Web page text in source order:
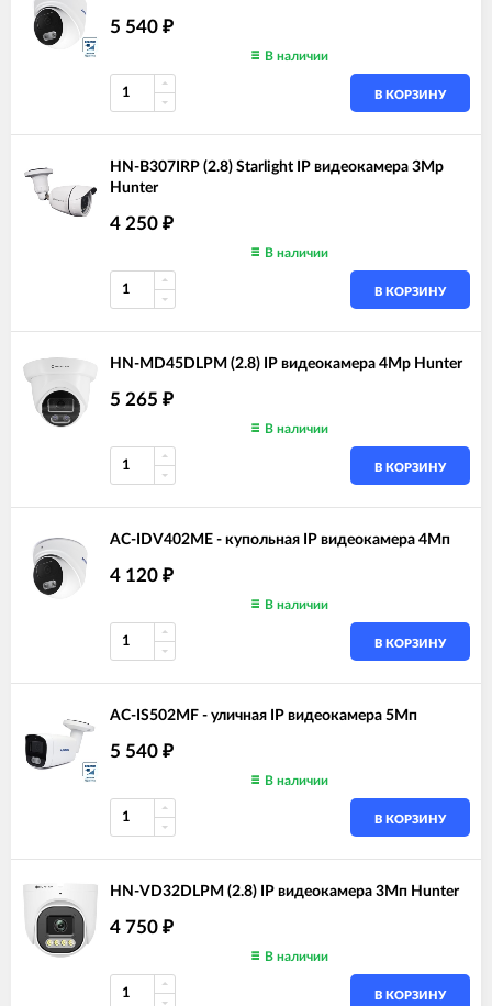
5 540 ₽
В наличии
В КОРЗИНУ
HN-B307IRP (2.8) Starlight IP видеокамера 3Mp
Hunter
4 250 ₽
В наличии
В КОРЗИНУ
HN-MD45DLPM (2.8) IP видеокамера 4Mp Hunter
5 265 ₽
В наличии
В КОРЗИНУ
AC-IDV402ME - купольная IP видеокамера 4Мп
4 120 ₽
В наличии
В КОРЗИНУ
AC-IS502MF - уличная IP видеокамера 5Мп
5 540 ₽
В наличии
В КОРЗИНУ
HN-VD32DLPM (2.8) IP видеокамера 3Мп Hunter
4 750 ₽
В наличии
В КОРЗИНУ